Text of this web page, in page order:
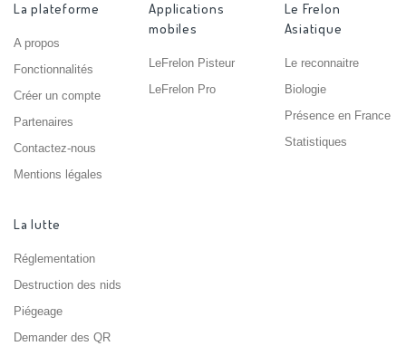
La plateforme
A propos
Fonctionnalités
Créer un compte
Partenaires
Contactez-nous
Mentions légales
Applications
mobiles
LeFrelon Pisteur
LeFrelon Pro
Le Frelon
Asiatique
Le reconnaitre
Biologie
Présence en France
Statistiques
La lutte
Réglementation
Destruction des nids
Piégeage
Demander des QR